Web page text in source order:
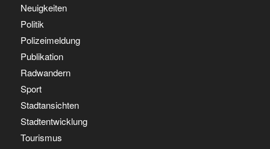
Neuigkeiten
Politik
Polizeimeldung
Publikation
Radwandern
Sport
Stadtansichten
Stadtentwicklung
Tourismus